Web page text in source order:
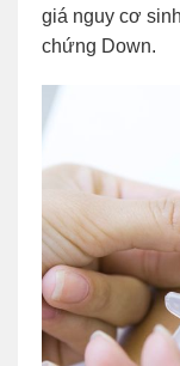
giá nguy cơ
chứng Down.